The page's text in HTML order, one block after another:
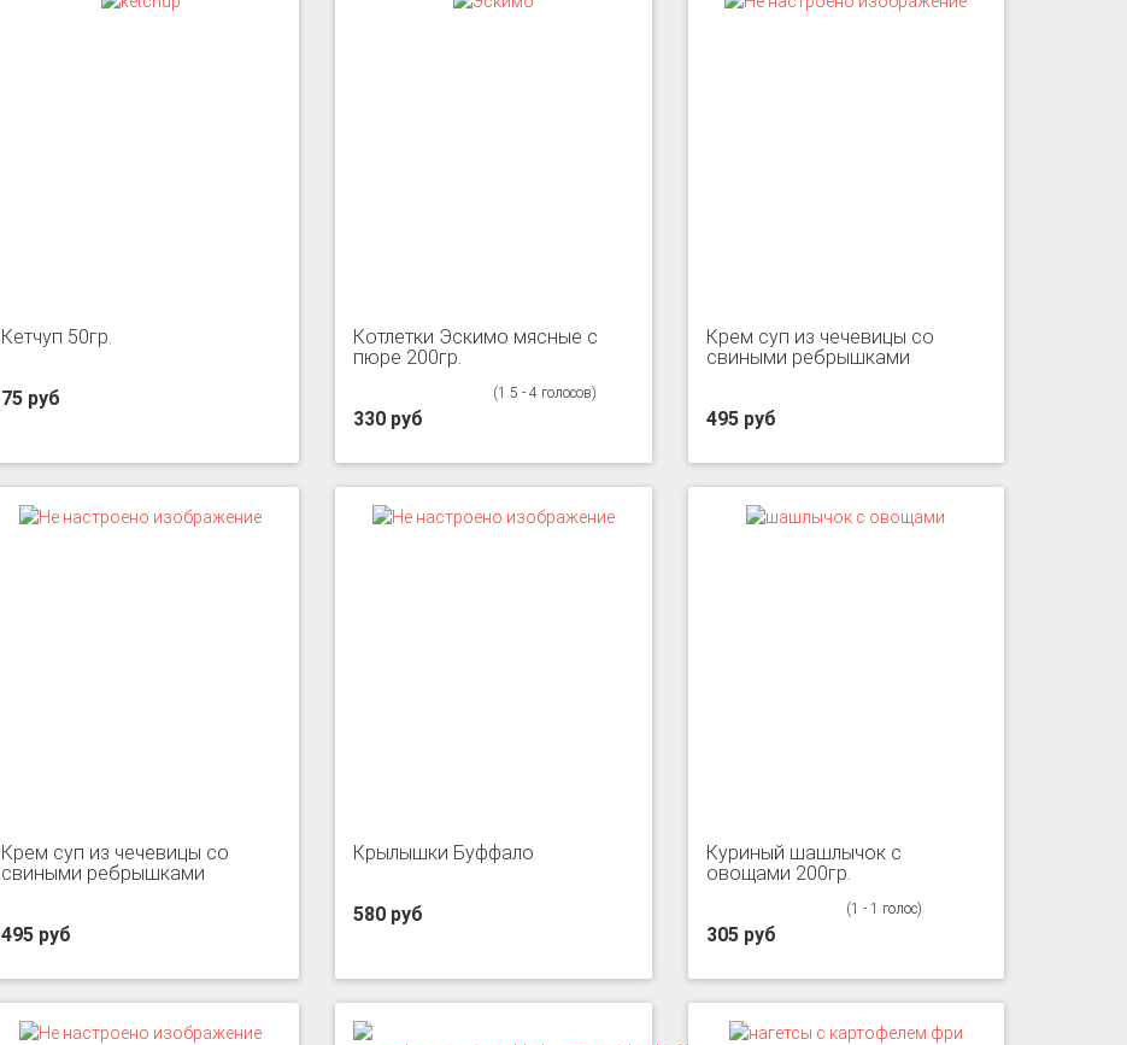
Кетчуп 50гр.
75 руб
Котлетки Эскимо мясные с
пюре 200гр.
(1.5 - 4 голосов)
330 руб
Крем суп из чечевицы со
свиными ребрышками
495 руб
Крем суп из чечевицы со
свиными ребрышками
495 руб
Крылышки Буффало
580 руб
Куриный шашлычок с
овощами 200гр.
(1 - 1 голос)
305 руб